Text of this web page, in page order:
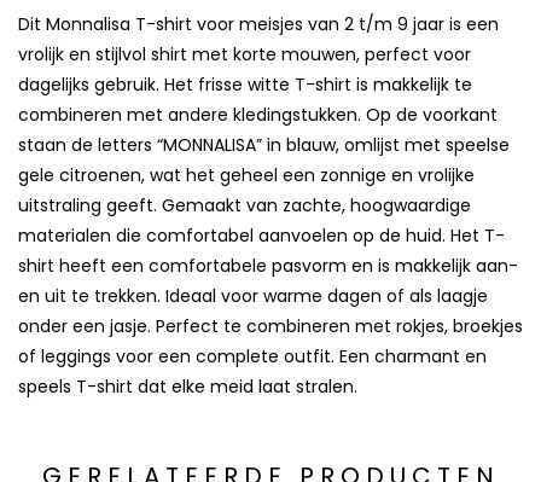
Dit Monnalisa T-shirt voor meisjes van 2 t/m 9 jaar is een
vrolijk en stijlvol shirt met korte mouwen, perfect voor
dagelijks gebruik. Het frisse witte T-shirt is makkelijk te
combineren met andere kledingstukken. Op de voorkant
staan de letters “MONNALISA” in blauw, omlijst met speelse
gele citroenen, wat het geheel een zonnige en vrolijke
uitstraling geeft. Gemaakt van zachte, hoogwaardige
materialen die comfortabel aanvoelen op de huid. Het T-
shirt heeft een comfortabele pasvorm en is makkelijk aan-
en uit te trekken. Ideaal voor warme dagen of als laagje
onder een jasje. Perfect te combineren met rokjes, broekjes
of leggings voor een complete outfit. Een charmant en
speels T-shirt dat elke meid laat stralen.